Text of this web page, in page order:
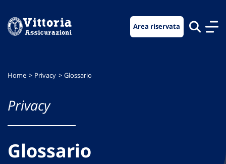
menu
contenuto
footer
Area riservata
Home Privacy Glossario
Privacy
Glossario